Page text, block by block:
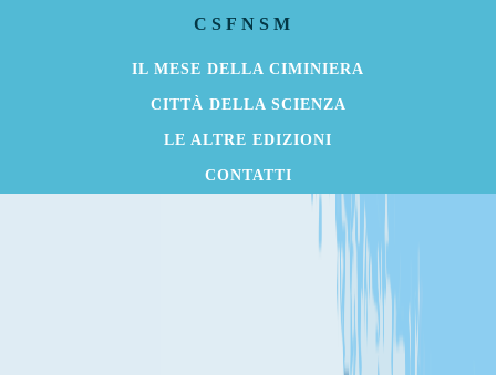
CSFNSM
IL MESE DELLA CIMINIERA
CITTÀ DELLA SCIENZA
LE ALTRE EDIZIONI
CONTATTI